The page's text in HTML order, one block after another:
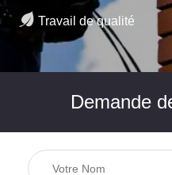
Travail de qualité
Demande